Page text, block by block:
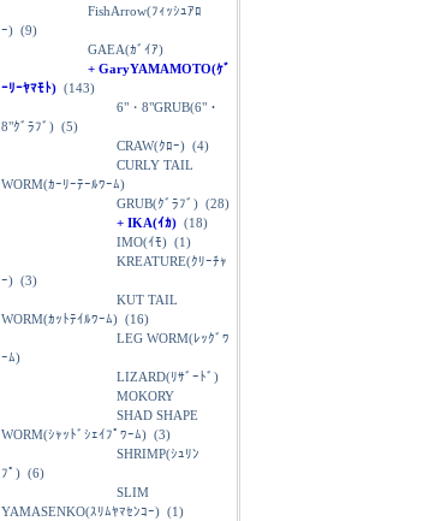
FishArrow(ﾌｨｯｼｭｱﾛ
ｰ) (9)
GAEA(ｶﾞｲｱ)
+ GaryYAMAMOTO(ｹﾞ
ｰﾘｰﾔﾏﾓﾄ) (143)
6"・8"GRUB(6"・
8"ｸﾞﾗﾌﾞ) (5)
CRAW(ｸﾛｰ) (4)
CURLY TAIL
WORM(ｶｰﾘｰﾃｰﾙﾜｰﾑ)
GRUB(ｸﾞﾗﾌﾞ) (28)
+ IKA(ｲｶ) (18)
IMO(ｲﾓ) (1)
KREATURE(ｸﾘｰﾁｬ
ｰ) (3)
KUT TAIL
WORM(ｶｯﾄﾃｲﾙﾜｰﾑ) (16)
LEG WORM(ﾚｯｸﾞﾜ
ｰﾑ)
LIZARD(ﾘｻﾞｰﾄﾞ)
MOKORY
SHAD SHAPE
WORM(ｼｬｯﾄﾞｼｪｲﾌﾟﾜｰﾑ) (3)
SHRIMP(ｼｭﾘﾝ
ﾌﾟ) (6)
SLIM
YAMASENKO(ｽﾘﾑﾔﾏｾﾝｺｰ) (1)